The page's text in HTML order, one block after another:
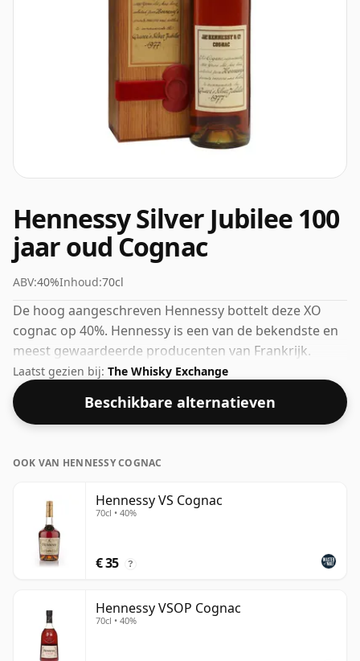
Hennessy Silver Jubilee 100
jaar oud Cognac
ABV:40%Inhoud:70cl
De hoog aangeschreven Hennessy bottelt deze XO
cognac op 40%. Hennessy is een van de bekendste en
meest gewaardeerde producenten van Frankrijk.
Laatst gezien bij: The Whisky Exchange
Beschikbare alternatieven
OOK VAN HENNESSY COGNAC
Hennessy VS Cognac
70cl • 40%
€ 35 ?
Hennessy VSOP Cognac
70cl • 40%